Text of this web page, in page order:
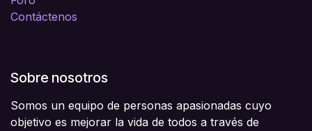
Contáctenos
Sobre nosotros
Somos un equipo de personas apasionadas cuyo
objetivo es mejorar la vida de todos a través de